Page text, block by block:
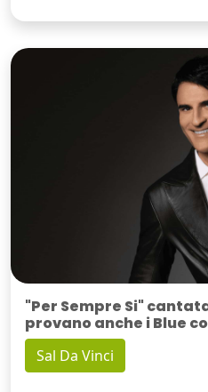
"Per Sempre Si"
provano anche i Blue
Sal Da Vinci